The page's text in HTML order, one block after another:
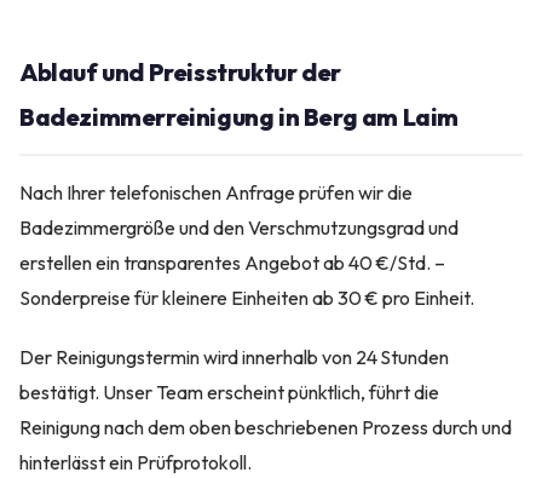
Ablauf und Preisstruktur der
Badezimmerreinigung in Berg am Laim
Nach Ihrer telefonischen Anfrage prüfen wir die
Badezimmergröße und den Verschmutzungsgrad und
erstellen ein transparentes Angebot ab 40 €/Std. –
Sonderpreise für kleinere Einheiten ab 30 € pro Einheit.
Der Reinigungstermin wird innerhalb von 24 Stunden
bestätigt. Unser Team erscheint pünktlich, führt die
Reinigung nach dem oben beschriebenen Prozess durch und
hinterlässt ein Prüfprotokoll.